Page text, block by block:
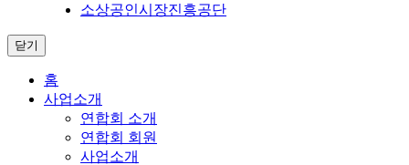
소상공인시장진흥공단
닫기
홈
사업소개
연합회 소개
연합회 회원
사업소개